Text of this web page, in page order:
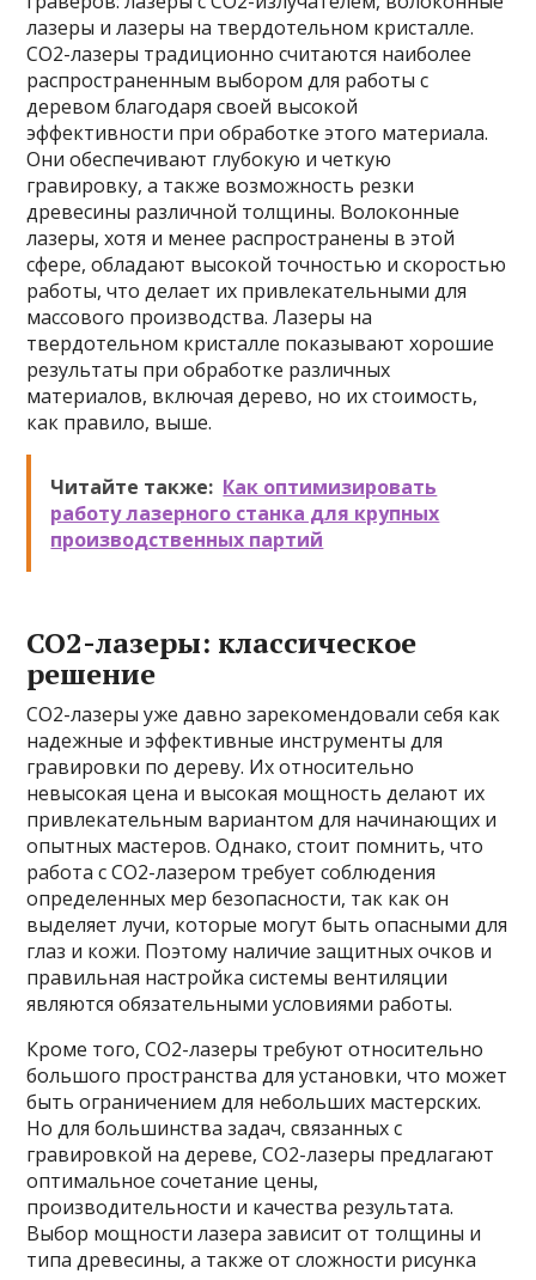
лазеры и лазеры на твердотельном кристалле.
CO2-лазеры традиционно считаются наиболее
распространенным выбором для работы с
деревом благодаря своей высокой
эффективности при обработке этого материала.
Они обеспечивают глубокую и четкую
гравировку, а также возможность резки
древесины различной толщины. Волоконные
лазеры, хотя и менее распространены в этой
сфере, обладают высокой точностью и скоростью
работы, что делает их привлекательными для
массового производства. Лазеры на
твердотельном кристалле показывают хорошие
результаты при обработке различных
материалов, включая дерево, но их стоимость,
как правило, выше.
Читайте также: Как оптимизировать
работу лазерного станка для крупных
производственных партий
CO2-лазеры: классическое
решение
CO2-лазеры уже давно зарекомендовали себя как
надежные и эффективные инструменты для
гравировки по дереву. Их относительно
невысокая цена и высокая мощность делают их
привлекательным вариантом для начинающих и
опытных мастеров. Однако, стоит помнить, что
работа с CO2-лазером требует соблюдения
определенных мер безопасности, так как он
выделяет лучи, которые могут быть опасными для
глаз и кожи. Поэтому наличие защитных очков и
правильная настройка системы вентиляции
являются обязательными условиями работы.
Кроме того, CO2-лазеры требуют относительно
большого пространства для установки, что может
быть ограничением для небольших мастерских.
Но для большинства задач, связанных с
гравировкой на дереве, CO2-лазеры предлагают
оптимальное сочетание цены,
производительности и качества результата.
Выбор мощности лазера зависит от толщины и
типа древесины, а также от сложности рисунка